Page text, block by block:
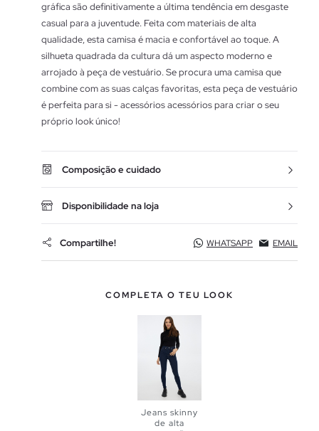
gráfica são definitivamente a última tendência em desgaste
casual para a juventude. Feita com materiais de alta
qualidade, esta camisa é macia e confortável ao toque. A
silhueta quadrada da cultura dá um aspecto moderno e
arrojado à peça de vestuário. Se procura uma camisa que
combine com as suas calças favoritas, esta peça de vestuário
é perfeita para si - acessórios acessórios para criar o seu
próprio look único!
Composição e cuidado
Disponibilidade na loja
Compartilhe! WHATSAPP EMAIL
COMPLETA O TEU LOOK
Jeans skinny
de alta